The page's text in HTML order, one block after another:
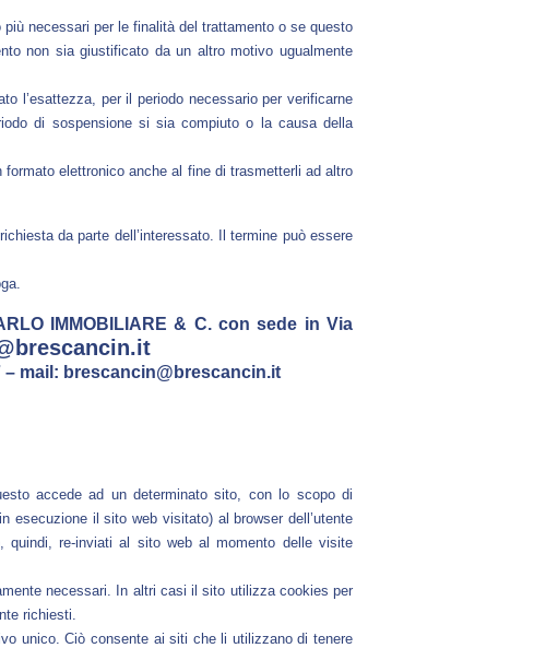
necessari per le finalità del trattamento o se questo
non sia giustificato da un altro motivo ugualmente
l’esattezza, per il periodo necessario per verificarne
di sospensione si sia compiuto o la causa della
elettronico anche al fine di trasmetterli ad altro
da parte dell’interessato. Il termine può essere
IMMOBILIARE & C. con sede in Via
– mail: brescancin@brescancin.it
accede ad un determinato sito, con lo scopo di
il sito web visitato) al browser dell’utente
quindi, re-inviati al sito web al momento delle visite
necessari. In altri casi il sito utilizza cookies per
richiesti.
unico. Ciò consente ai siti che li utilizzano di tenere